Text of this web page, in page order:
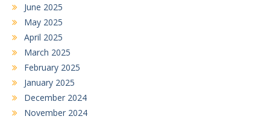
June 2025
May 2025
April 2025
March 2025
February 2025
January 2025
December 2024
November 2024